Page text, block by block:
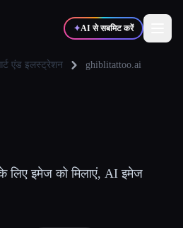
✦AI से सबमिट करें
एंड इलस्ट्रेशन ghiblitattoo.ai
लिए इमेज को मिलाएं, AI इमेज